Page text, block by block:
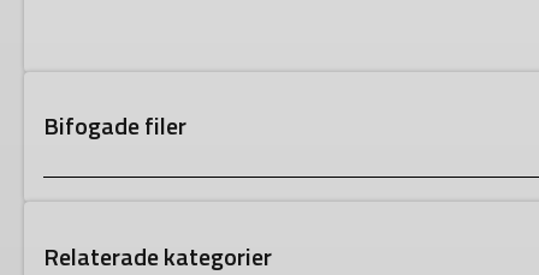
Bifogade filer
Relaterade kategorier